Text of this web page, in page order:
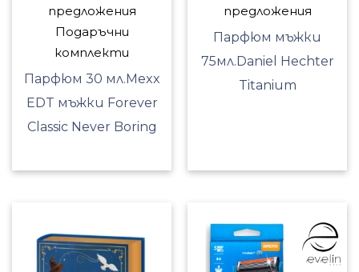
предложения
Подаръчни
комплекти
Парфюм 30 мл.Мexx
EDT мъжки Forever
Classic Never Boring
предложения
Парфюм мъжки
75мл.Daniel Hechter
Titanium